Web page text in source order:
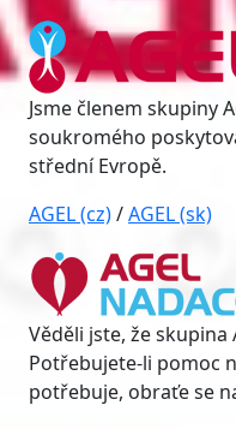
Jsme členem skupiny
soukromého
střední Evropě.
AGEL (cz)/AGEL (sk)
Věděli jste, že skupina
Potřebujete-li pomoc
potřebuje, obraťe se